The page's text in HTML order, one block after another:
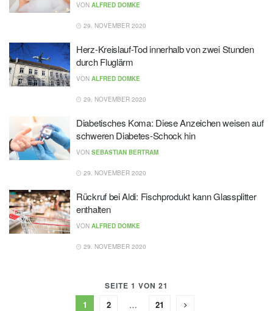
VON ALFRED DOMKE
29. NOVEMBER 2020
Herz-Kreislauf-Tod innerhalb von zwei Stunden
durch Fluglärm
VON ALFRED DOMKE
29. NOVEMBER 2020
Diabetisches Koma: Diese Anzeichen weisen auf
schweren Diabetes-Schock hin
VON SEBASTIAN BERTRAM
29. NOVEMBER 2020
Rückruf bei Aldi: Fischprodukt kann Glassplitter
enthalten
VON ALFRED DOMKE
29. NOVEMBER 2020
SEITE 1 VON 21
1 2 … 21